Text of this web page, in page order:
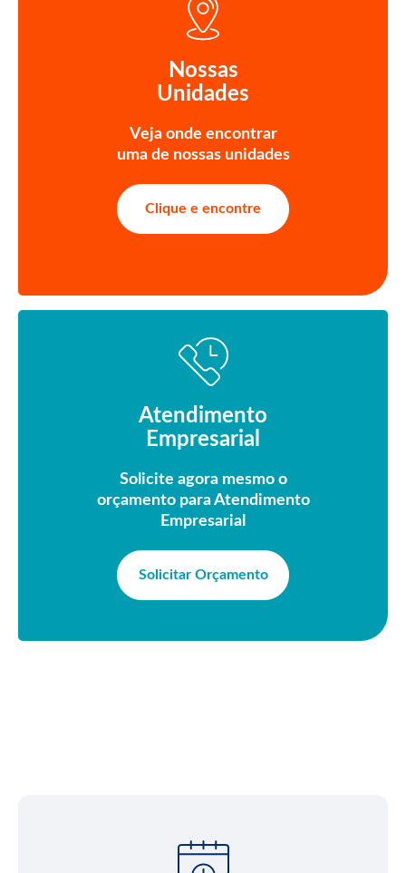
Nossas
Unidades
Veja onde encontrar
uma de nossas unidades
Clique e encontre
Atendimento
Empresarial
Solicite agora mesmo o
orçamento para Atendimento
Empresarial
Solicitar Orçamento